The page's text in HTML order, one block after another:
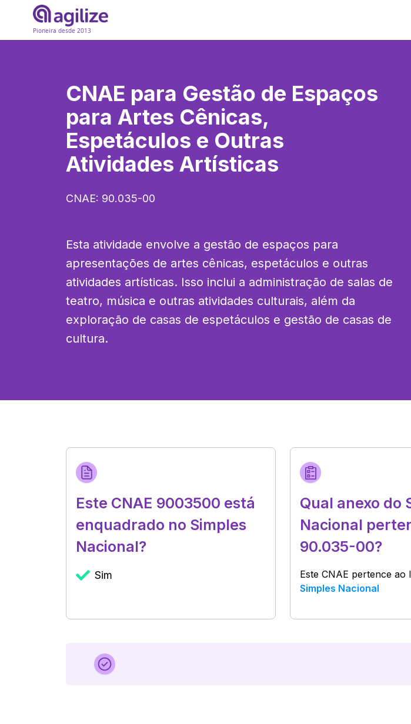
Pioneira desde 2013
CNAE para Gestão de Espaços
para Artes Cênicas,
Espetáculos e Outras
Atividades Artísticas
CNAE: 90.035-00
Esta atividade envolve a gestão de espaços para
apresentações de artes cênicas, espetáculos e outras
atividades artísticas. Isso inclui a administração de salas de
teatro, música e outras atividades culturais, além da
exploração de casas de espetáculos e gestão de casas de
cultura.
Este CNAE 9003500 está
enquadrado no Simples
Nacional?
Sim
Qual anexo do
Nacional
90.035-00?
Este CNAE pertence ao
Simples Nacional